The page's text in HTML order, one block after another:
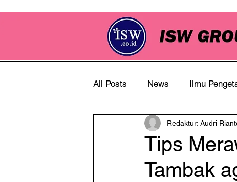
All Posts News Ilmu
Info Perkebunan
Tips
Tambak
Redaktur: Audri